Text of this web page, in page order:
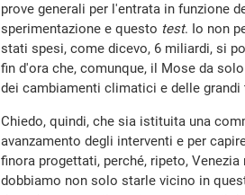
prove generali per l'entrata in funzione
sperimentazione e questo test. Io non
stati spesi, come dicevo, 6 miliardi, si
fin d'ora che, comunque, il Mose da
dei cambiamenti climatici e delle
Chiedo, quindi, che sia istituita una
avanzamento degli interventi e per
finora progettati, perché, ripeto,
dobbiamo non solo starle vicino in